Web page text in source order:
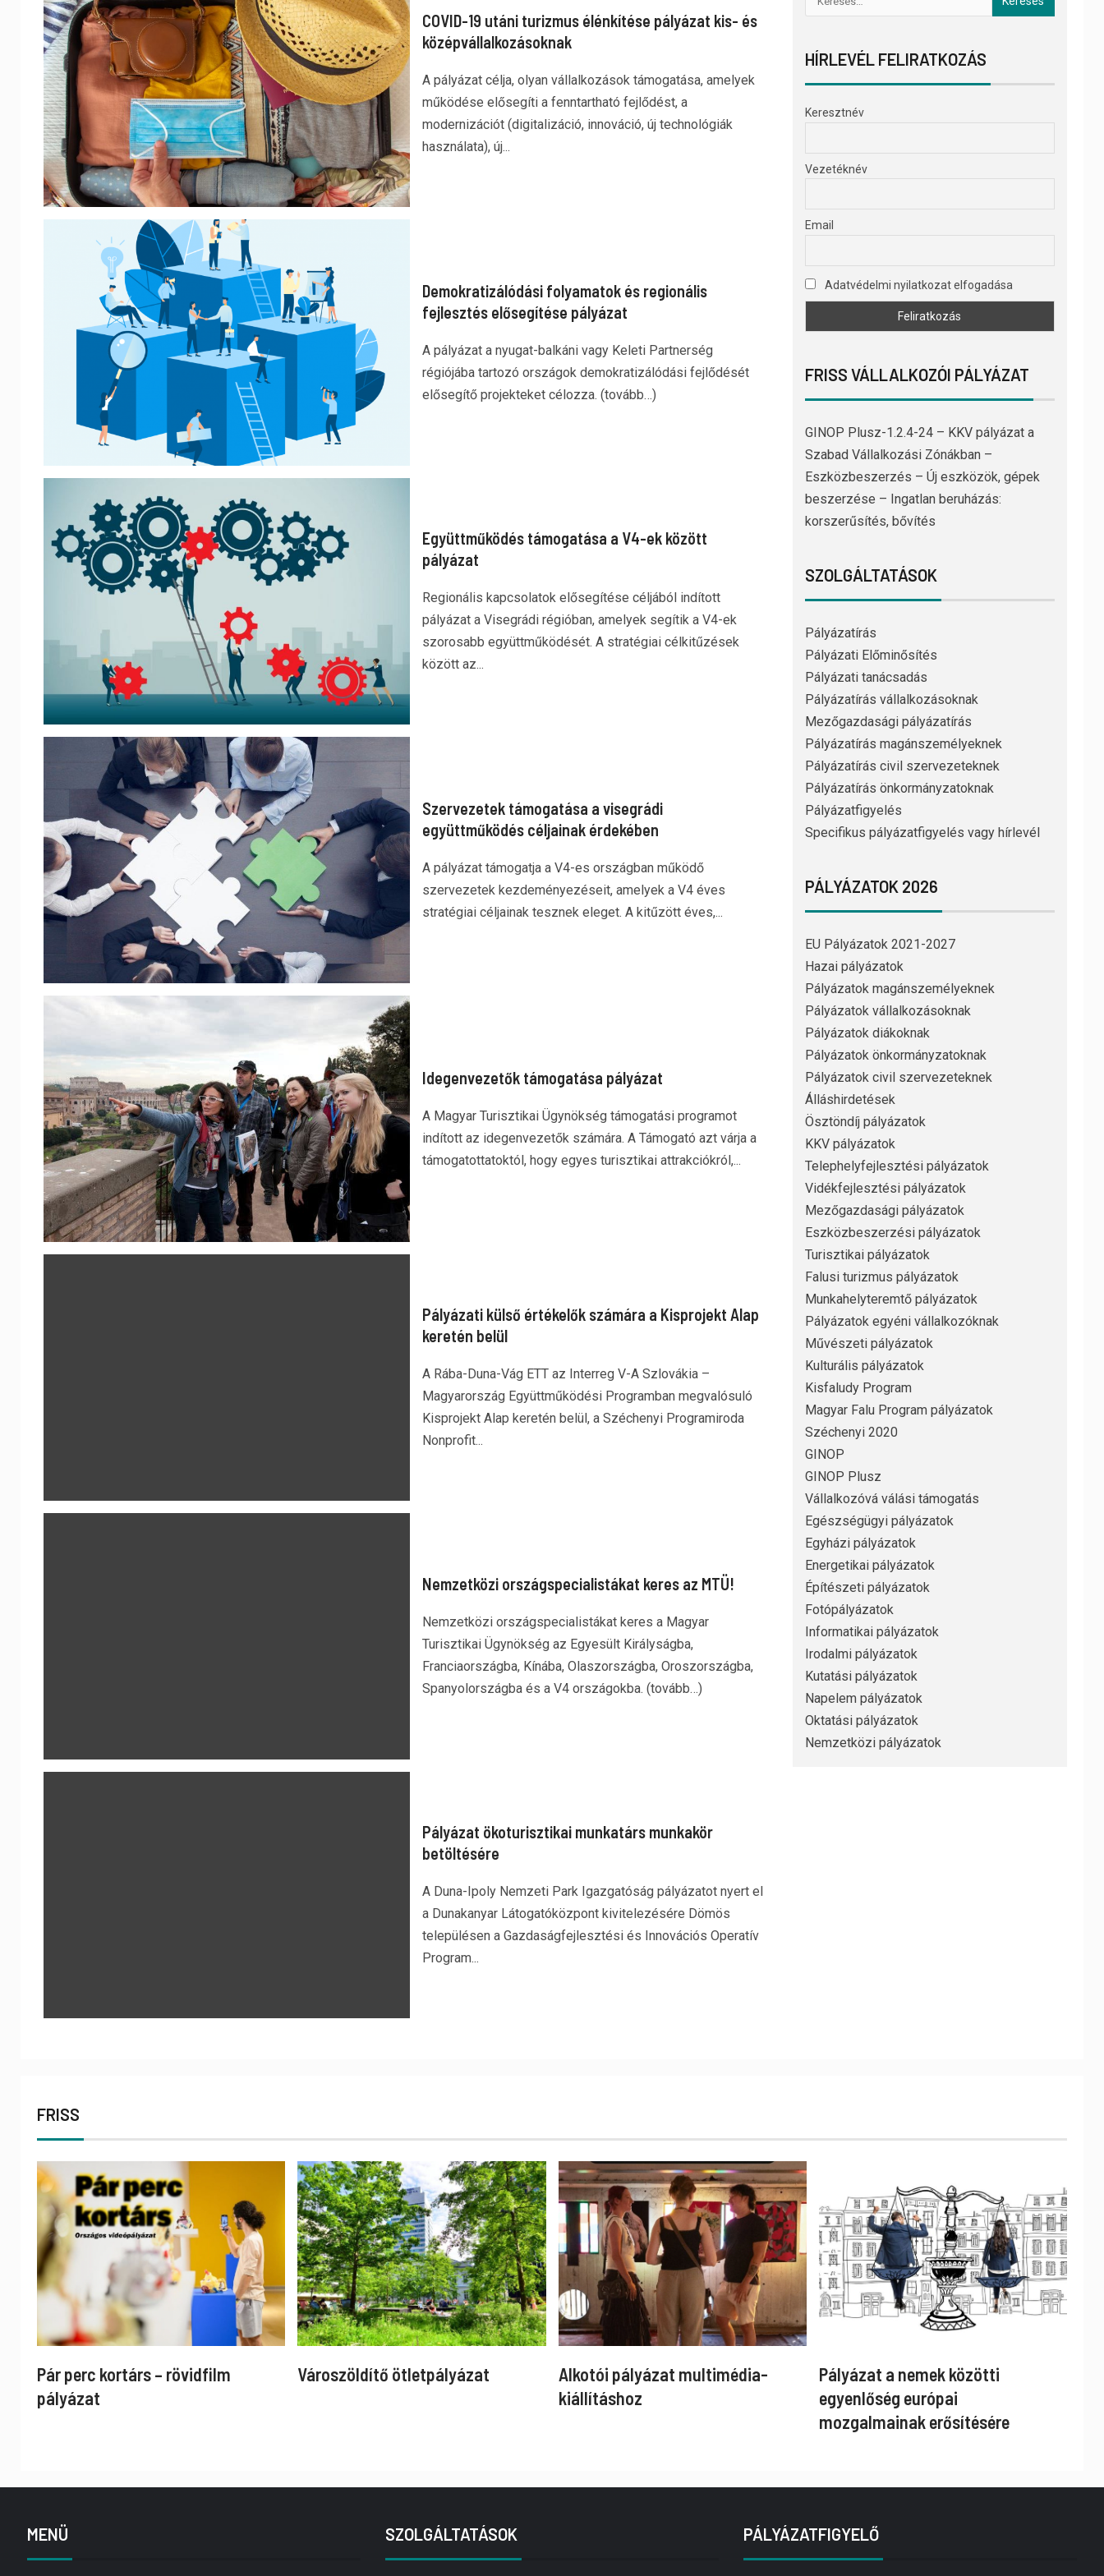
COVID-19 utáni turizmus élénkítése pályázat kis- és
középvállalkozásoknak
A pályázat célja, olyan vállalkozások támogatása, amelyek
működése elősegíti a fenntartható fejlődést, a
modernizációt (digitalizáció, innováció, új technológiák
használata), új...
Demokratizálódási folyamatok és regionális
fejlesztés elősegítése pályázat
A pályázat a nyugat-balkáni vagy Keleti Partnerség
régiójába tartozó országok demokratizálódási fejlődését
elősegítő projekteket célozza. (tovább…)
Együttműködés támogatása a V4-ek között
pályázat
Regionális kapcsolatok elősegítése céljából indított
pályázat a Visegrádi régióban, amelyek segítik a V4-ek
szorosabb együttműködését. A stratégiai célkitűzések
között az...
Szervezetek támogatása a visegrádi
együttműködés céljainak érdekében
A pályázat támogatja a V4-es országban működő
szervezetek kezdeményezéseit, amelyek a V4 éves
stratégiai céljainak tesznek eleget. A kitűzött éves,...
Idegenvezetők támogatása pályázat
A Magyar Turisztikai Ügynökség támogatási programot
indított az idegenvezetők számára. A Támogató azt várja a
támogatottatoktól, hogy egyes turisztikai attrakciókról,...
Pályázati külső értékelők számára a Kisprojekt Alap
keretén belül
A Rába-Duna-Vág ETT az Interreg V-A Szlovákia –
Magyarország Együttműködési Programban megvalósuló
Kisprojekt Alap keretén belül, a Széchenyi Programiroda
Nonprofit...
Nemzetközi országspecialistákat keres az MTÜ!
Nemzetközi országspecialistákat keres a Magyar
Turisztikai Ügynökség az Egyesült Királyságba,
Franciaországba, Kínába, Olaszországba, Oroszországba,
Spanyolországba és a V4 országokba. (tovább…)
Pályázat ökoturisztikai munkatárs munkakör
betöltésére
A Duna-Ipoly Nemzeti Park Igazgatóság pályázatot nyert el
a Dunakanyar Látogatóközpont kivitelezésére Dömös
településen a Gazdaságfejlesztési és Innovációs Operatív
Program...
HÍRLEVÉL FELIRATKOZÁS
Keresztnév
Vezetéknév
Email
Adatvédelmi nyilatkozat elfogadása
FRISS VÁLLALKOZÓI PÁLYÁZAT
GINOP Plusz-1.2.4-24 – KKV pályázat a
Szabad Vállalkozási Zónákban –
Eszközbeszerzés – Új eszközök, gépek
beszerzése – Ingatlan beruházás:
korszerűsítés, bővítés
SZOLGÁLTATÁSOK
Pályázatírás
Pályázati Előminősítés
Pályázati tanácsadás
Pályázatírás vállalkozásoknak
Mezőgazdasági pályázatírás
Pályázatírás magánszemélyeknek
Pályázatírás civil szervezeteknek
Pályázatírás önkormányzatoknak
Pályázatfigyelés
Specifikus pályázatfigyelés vagy hírlevél
PÁLYÁZATOK 2026
EU Pályázatok 2021-2027
Hazai pályázatok
Pályázatok magánszemélyeknek
Pályázatok vállalkozásoknak
Pályázatok diákoknak
Pályázatok önkormányzatoknak
Pályázatok civil szervezeteknek
Álláshirdetések
Ösztöndíj pályázatok
KKV pályázatok
Telephelyfejlesztési pályázatok
Vidékfejlesztési pályázatok
Mezőgazdasági pályázatok
Eszközbeszerzési pályázatok
Turisztikai pályázatok
Falusi turizmus pályázatok
Munkahelyteremtő pályázatok
Pályázatok egyéni vállalkozóknak
Művészeti pályázatok
Kulturális pályázatok
Kisfaludy Program
Magyar Falu Program pályázatok
Széchenyi 2020
GINOP
GINOP Plusz
Vállalkozóvá válási támogatás
Egészségügyi pályázatok
Egyházi pályázatok
Energetikai pályázatok
Építészeti pályázatok
Fotópályázatok
Informatikai pályázatok
Irodalmi pályázatok
Kutatási pályázatok
Napelem pályázatok
Oktatási pályázatok
Nemzetközi pályázatok
FRISS
Pár perc kortárs – rövidfilm
pályázat
Városzöldítő ötletpályázat
Alkotói pályázat multimédia-
kiállításhoz
Pályázat a nemek közötti
egyenlőség európai
mozgalmainak erősítésére
MENÜ SZOLGÁLTATÁSOK PÁLYÁZATFIGYELŐ